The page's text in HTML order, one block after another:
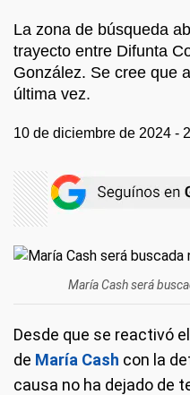
La zona de búsqueda
trayecto entre Difunta
González. Se cree que
última vez.
10 de diciembre de 2024 -
María Cash será
Desde que se reactivó
de María Cash con la
causa no ha dejado de